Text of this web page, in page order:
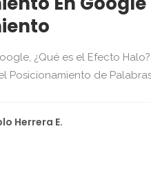
¿Qué es el Efecto
Posicionamiento de
Herrera E.